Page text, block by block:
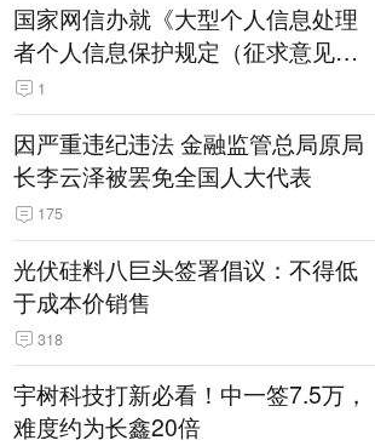
国家网信办就《大型个人信息处理
者个人信息保护规定（征求意见
稿）》公开征求意见
1
因严重违纪违法 金融监管总局原局
长李云泽被罢免全国人大代表
175
光伏硅料八巨头签署倡议：不得低
于成本价销售
318
宇树科技打新必看！中一签7.5万，
难度约为长鑫20倍